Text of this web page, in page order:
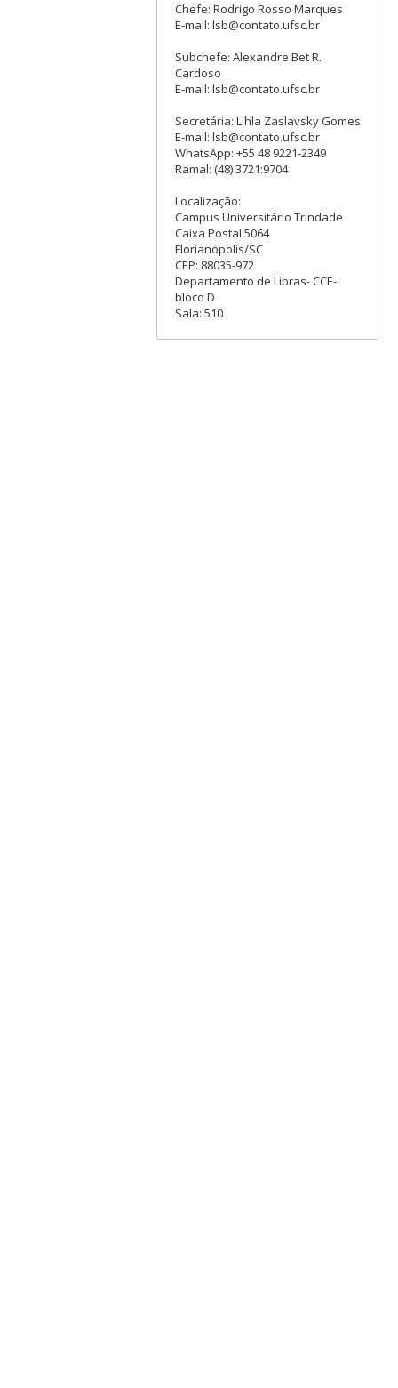
Chefe: Rodrigo Rosso Marques
E-mail: lsb@contato.ufsc.br
Subchefe: Alexandre Bet R.
Cardoso
E-mail: lsb@contato.ufsc.br
Secretária: Lihla Zaslavsky Gomes
E-mail: lsb@contato.ufsc.br
WhatsApp: +55 48 9221-2349
Ramal: (48) 3721:9704
Localização:
Campus Universitário Trindade
Caixa Postal 5064
Florianópolis/SC
CEP: 88035-972
Departamento de Libras- CCE-
bloco D
Sala: 510